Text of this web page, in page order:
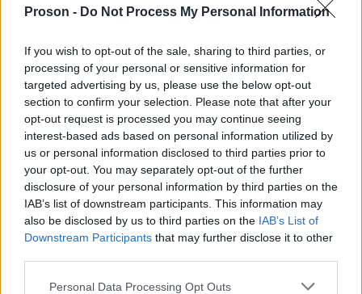
Proson - Do Not Process My Personal Information
If you wish to opt-out of the sale, sharing to third parties, or
processing of your personal or sensitive information for
targeted advertising by us, please use the below opt-out
section to confirm your selection. Please note that after your
opt-out request is processed you may continue seeing
interest-based ads based on personal information utilized by
us or personal information disclosed to third parties prior to
your opt-out. You may separately opt-out of the further
disclosure of your personal information by third parties on the
IAB’s list of downstream participants. This information may
also be disclosed by us to third parties on the IAB’s List of
Downstream Participants that may further disclose it to other
Please note that this website/app uses one or more Google
Personal Data Processing Opt Outs
ανά παρουσίασηκαι είναι απαραίτητη η
ηλεκτρονική κράτηση
(https://events.theacropolismuseum.gr/).
Την ημέρα αυτή, οιεκθεσιακοί χώροι του
Μουσείου θα είναι ανοιχτοί, όπωςκάθε
Παρασκευή- 09:00 με 22:00, με κανονικό εισιτήριο.
Ακόμη, τοεστιατόριοτου δευτέρου ορόφου θα
είναι ανοιχτό ως τις 00:00.